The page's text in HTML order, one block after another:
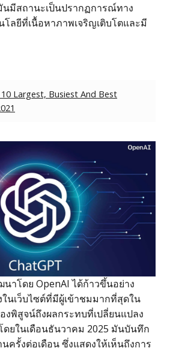
มีสถานะเป็นปรากฏการณ์ทาง
ลยีที่เนื้อหาภาพเจริญเติบโตและมี
Largest, Busiest And Best
นาโดย OpenAI ได้ก้าวขึ้นอย่าง
ในเว็บไซต์ที่มีผู้เข้าชมมากที่สุดใน
งพิสูจน์ถึงผลกระทบที่เปลี่ยนแปลง
ยในเดือนธันวาคม 2025 มันบันทึก
ครั้งต่อเดือน ซึ่งแสดงให้เห็นถึงการ